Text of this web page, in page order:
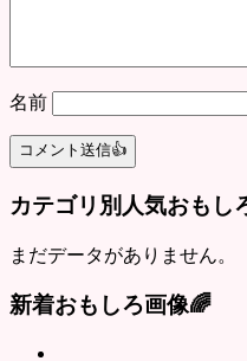
名前
カテゴリ別人気おもし
まだデータがありません。
新着おもしろ画像🌈